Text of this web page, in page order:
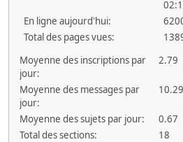
En ligne aujourd'hui:
Total des pages vues:
Moyenne des inscriptions par
jour:
2.79
Moyenne des messages par
jour:
10.29
Moyenne des sujets par jour:
0.67
Total des sections:
18